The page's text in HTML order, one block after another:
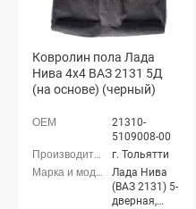
Ковролин пола Лада
Нива 4х4 ВАЗ 2131 5Д
(на основе) (черный)
21310-
5109008-00
г. Тольятти
Лада Нива
(ВАЗ 2131) 5-
дверная,